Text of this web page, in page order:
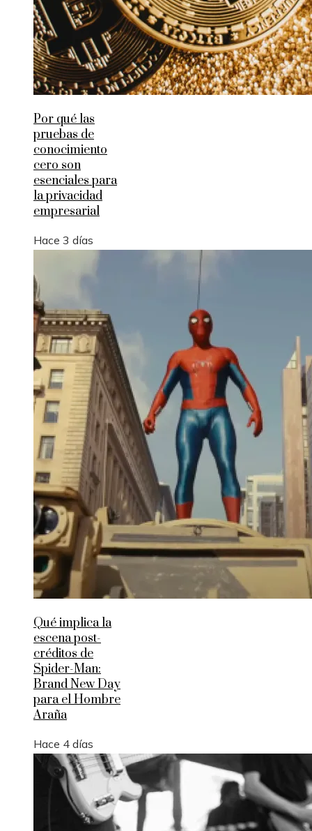
Por qué las
pruebas de
conocimiento
cero son
esenciales para
la privacidad
empresarial
Hace 3 días
Qué implica la
escena post-
créditos de
Spider-Man:
Brand New Day
para el Hombre
Araña
Hace 4 días